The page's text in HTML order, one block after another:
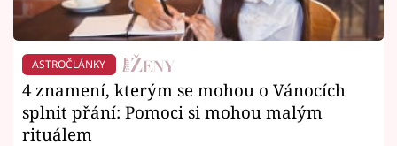
ASTROČLÁNKY
4 znamení, kterým se mohou o Vánocích
splnit přání: Pomoci si mohou malým
rituálem